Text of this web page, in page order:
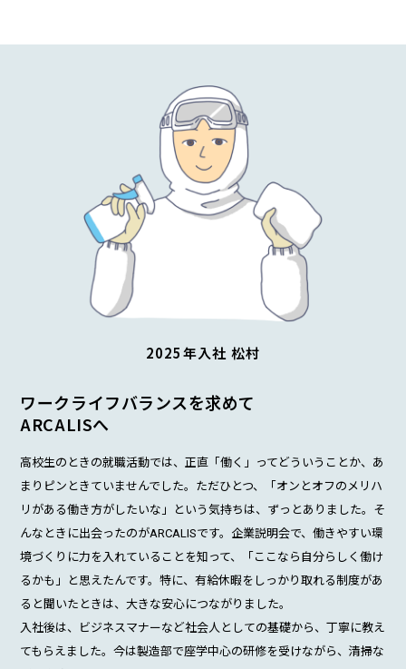
2025年入社 松村
ワークライフバランスを求めて
ARCALISへ
高校生のときの就職活動では、正直「働く」ってどういうことか、あ
まりピンときていませんでした。ただひとつ、「オンとオフのメリハ
リがある働き方がしたいな」という気持ちは、ずっとありました。そ
んなときに出会ったのがARCALISです。企業説明会で、働きやすい環
境づくりに力を入れていることを知って、「ここなら自分らしく働け
るかも」と思えたんです。特に、有給休暇をしっかり取れる制度があ
ると聞いたときは、大きな安心につながりました。
入社後は、ビジネスマナーなど社会人としての基礎から、丁寧に教え
てもらえました。今は製造部で座学中心の研修を受けながら、清掃な